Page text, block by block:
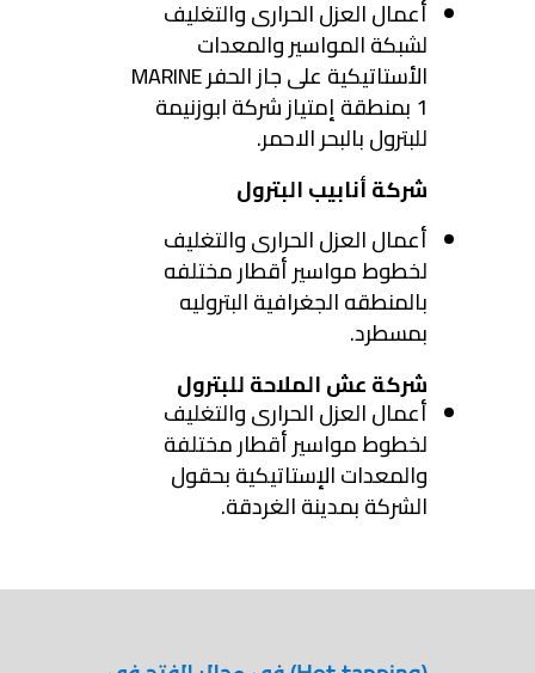
أعمال العزل الحرارى والتغليف
لشبكة المواسير والمعدات
الأستاتيكية على جاز الحفر MARINE
1 بمنطقة إمتياز شركة ابوزنيمة
للبترول بالبحر الاحمر.
شركة أنابيب البترول
أعمال العزل الحرارى والتغليف
لخطوط مواسير أقطار مختلفه
بالمنطقه الجغرافية البتروليه
بمسطرد.
شركة عش الملاحة للبترول
أعمال العزل الحرارى والتغليف
لخطوط مواسير أقطار مختلفة
والمعدات الإستاتيكية بحقول
الشركة بمدينة الغردقة.